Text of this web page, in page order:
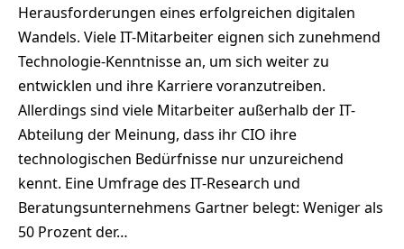
Herausforderungen eines erfolgreichen digitalen
Wandels. Viele IT-Mitarbeiter eignen sich zunehmend
Technologie-Kenntnisse an, um sich weiter zu
entwicklen und ihre Karriere voranzutreiben.
Allerdings sind viele Mitarbeiter außerhalb der IT-
Abteilung der Meinung, dass ihr CIO ihre
technologischen Bedürfnisse nur unzureichend
kennt. Eine Umfrage des IT-Research und
Beratungsunternehmens Gartner belegt: Weniger als
50 Prozent der…